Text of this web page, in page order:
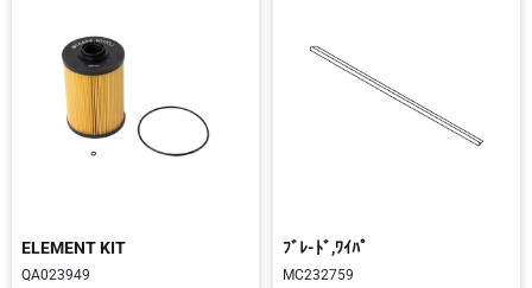
ELEMENT KIT
QA023949
ﾌﾞﾚ-ﾄﾞ,ﾜｲﾊﾟ
MC232759